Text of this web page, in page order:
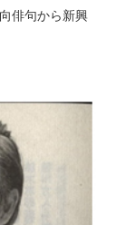
俳句から新興